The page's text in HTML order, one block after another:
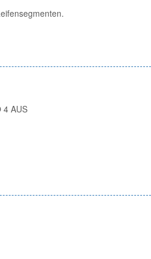
4 AUS